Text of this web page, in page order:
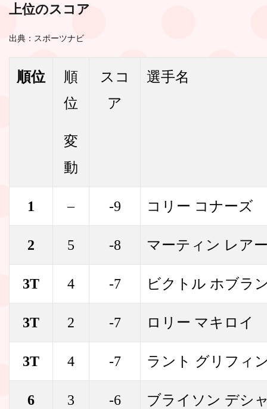
上位のスコア
出典：スポーツナビ
順位
順
位
変
動
スコ
ア
選手名
1 – -9 コリー コナーズ
2 5 -8 マーティン レア
3T 4 -7 ビクトル ホブラ
3T 2 -7 ロリー マキロイ
3T 4 -7 ラント グリフィ
6 3 -6
ブライソン デシ